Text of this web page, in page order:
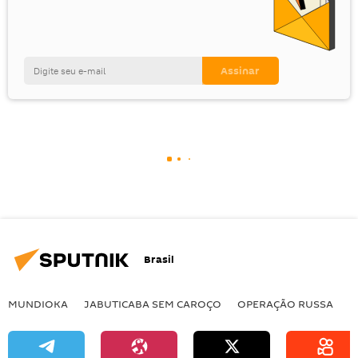
Brasil
MUNDIOKA JABUTICABA SEM CAROÇO OPERAÇÃO RUSSA